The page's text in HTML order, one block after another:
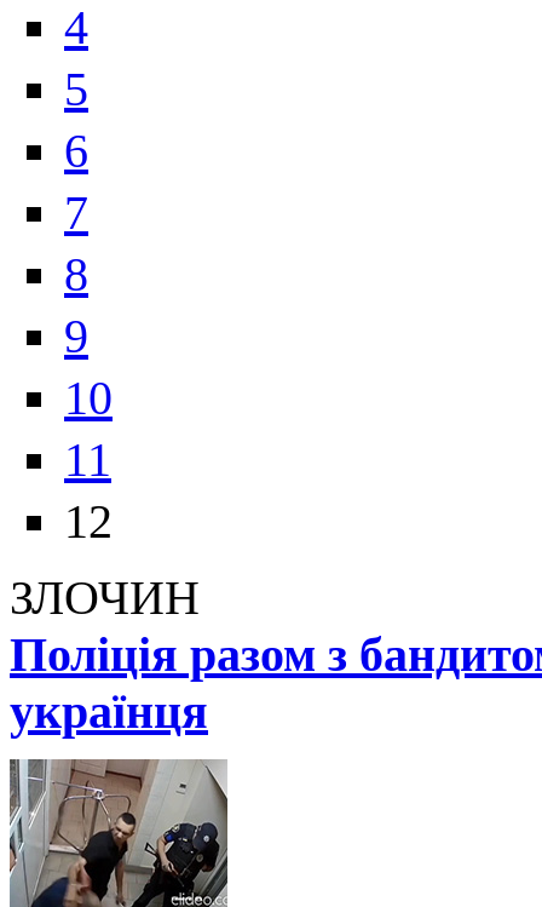
4
5
6
7
8
9
10
11
12
ЗЛОЧИН
Поліція разом з
українця